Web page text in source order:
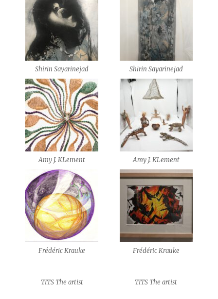
Shirin Sayarinejad Shirin Sayarinejad
Amy J. KLement Amy J. KLement
Frédéric Krauke Frédéric Krauke
TITS The artist TITS The artist